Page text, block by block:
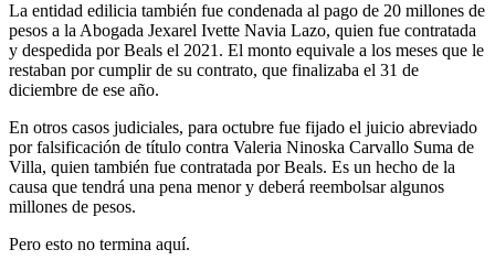
La entidad edilicia también fue condenada al pago de 20 millones de
pesos a la Abogada Jexarel Ivette Navia Lazo, quien fue contratada
y despedida por Beals el 2021. El monto equivale a los meses que le
restaban por cumplir de su contrato, que finalizaba el 31 de
diciembre de ese año.
En otros casos judiciales, para octubre fue fijado el juicio abreviado
por falsificación de título contra Valeria Ninoska Carvallo Suma de
Villa, quien también fue contratada por Beals. Es un hecho de la
causa que tendrá una pena menor y deberá reembolsar algunos
millones de pesos.
Pero esto no termina aquí.